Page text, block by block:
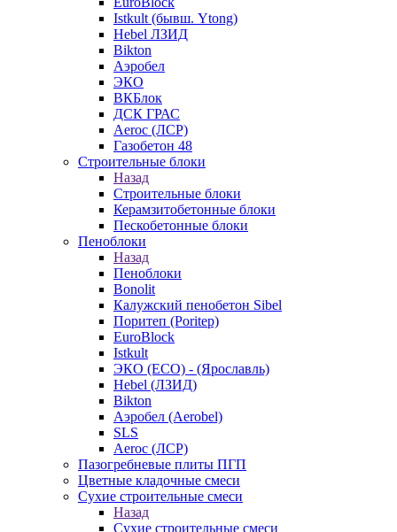
Istkult (бывш. Ytong)
Hebel ЛЗИД
Bikton
Аэробел
ЭКО
ВКБлок
ДСК ГРАС
Aeroc (ЛСР)
Газобетон 48
Строительные блоки
Назад
Строительные блоки
Керамзитобетонные блоки
Пескобетонные блоки
Пеноблоки
Назад
Пеноблоки
Bonolit
Калужский пенобетон Sibel
Поритеп (Poritep)
EuroBlock
Istkult
ЭКО (ECO) - (Ярославль)
Hebel (ЛЗИД)
Bikton
Аэробел (Aerobel)
SLS
Aeroc (ЛСР)
Пазогребневые плиты ПГП
Цветные кладочные смеси
Сухие строительные смеси
Назад
Сухие строительные смеси